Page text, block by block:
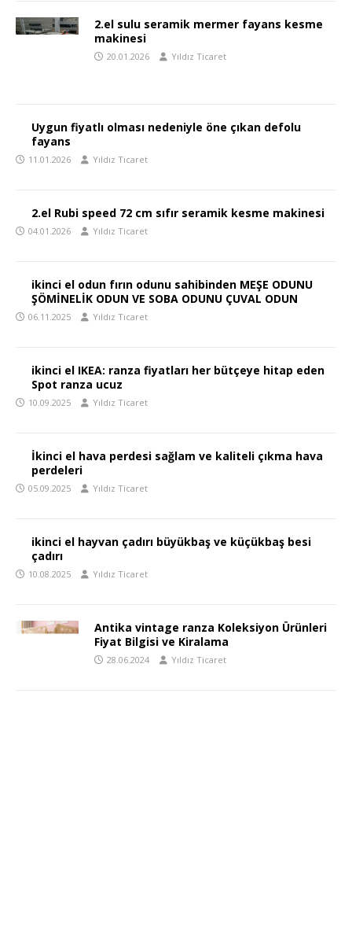
2.el sulu seramik mermer fayans kesme
makinesi
20.01.2026 Yıldız Ticaret
Uygun fiyatlı olması nedeniyle öne çıkan defolu
fayans
11.01.2026 Yıldız Ticaret
2.el Rubi speed 72 cm sıfır seramik kesme makinesi
04.01.2026 Yıldız Ticaret
ikinci el odun fırın odunu sahibinden MEŞE ODUNU
ŞÖMİNELİK ODUN VE SOBA ODUNU ÇUVAL ODUN
06.11.2025 Yıldız Ticaret
ikinci el IKEA: ranza fiyatları her bütçeye hitap eden
Spot ranza ucuz
10.09.2025 Yıldız Ticaret
İkinci el hava perdesi sağlam ve kaliteli çıkma hava
perdeleri
05.09.2025 Yıldız Ticaret
ikinci el hayvan çadırı büyükbaş ve küçükbaş besi
çadırı
10.08.2025 Yıldız Ticaret
Antika vintage ranza Koleksiyon Ürünleri
Fiyat Bilgisi ve Kiralama
28.06.2024 Yıldız Ticaret